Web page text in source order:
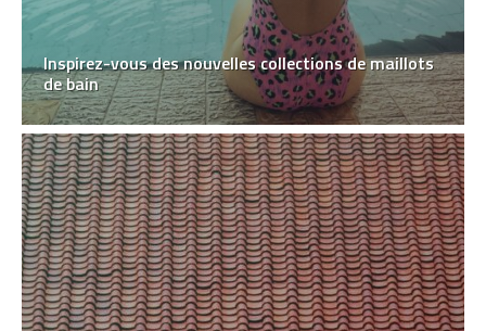
Inspirez-vous des nouvelles collections de maillots
de bain